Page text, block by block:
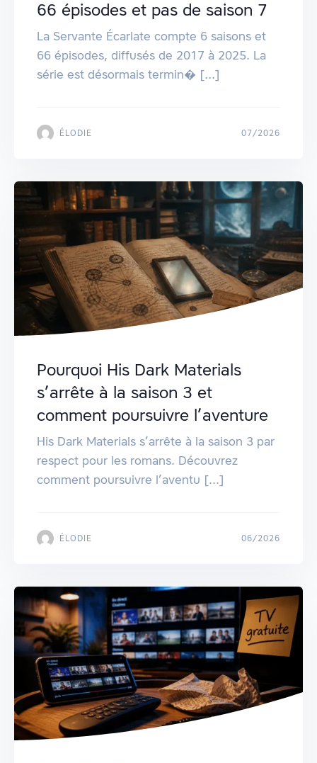
66 épisodes et pas de saison 7
La Servante Écarlate compte 6 saisons et
66 épisodes, diffusés de 2017 à 2025. La
série est désormais termin� [...]
ÉLODIE 07/2026
Pourquoi His Dark Materials
s’arrête à la saison 3 et
comment poursuivre l’aventure
His Dark Materials s’arrête à la saison 3 par
respect pour les romans. Découvrez
comment poursuivre l’aventu [...]
ÉLODIE 06/2026